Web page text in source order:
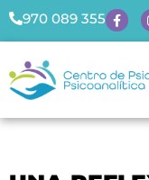
970 089 355